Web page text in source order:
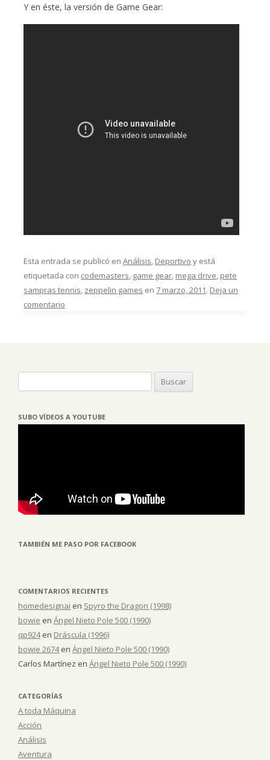
Y en éste, la versión de Game Gear:
Esta entrada se publicó enAnálisis, Deportivo y está
etiquetada con codemasters, game gear, mega drive, pete
sampras tennis, zeppelin games en 7 marzo, 2011. Deja un
comentario
SUBO VÍDEOS A YOUTUBE
TAMBIÉN ME PASO POR FACEBOOK
COMENTARIOS RECIENTES
homedesignai en Spyro the Dragon (1998)
bowie en Ángel Nieto Pole 500 (1990)
qp924en Dráscula (1996)
bowie 2674en Ángel Nieto Pole 500 (1990)
Carlos Martínez en Ángel Nieto Pole 500 (1990)
CATEGORÍAS
A toda Máquina
Acción
Análisis
Aventura